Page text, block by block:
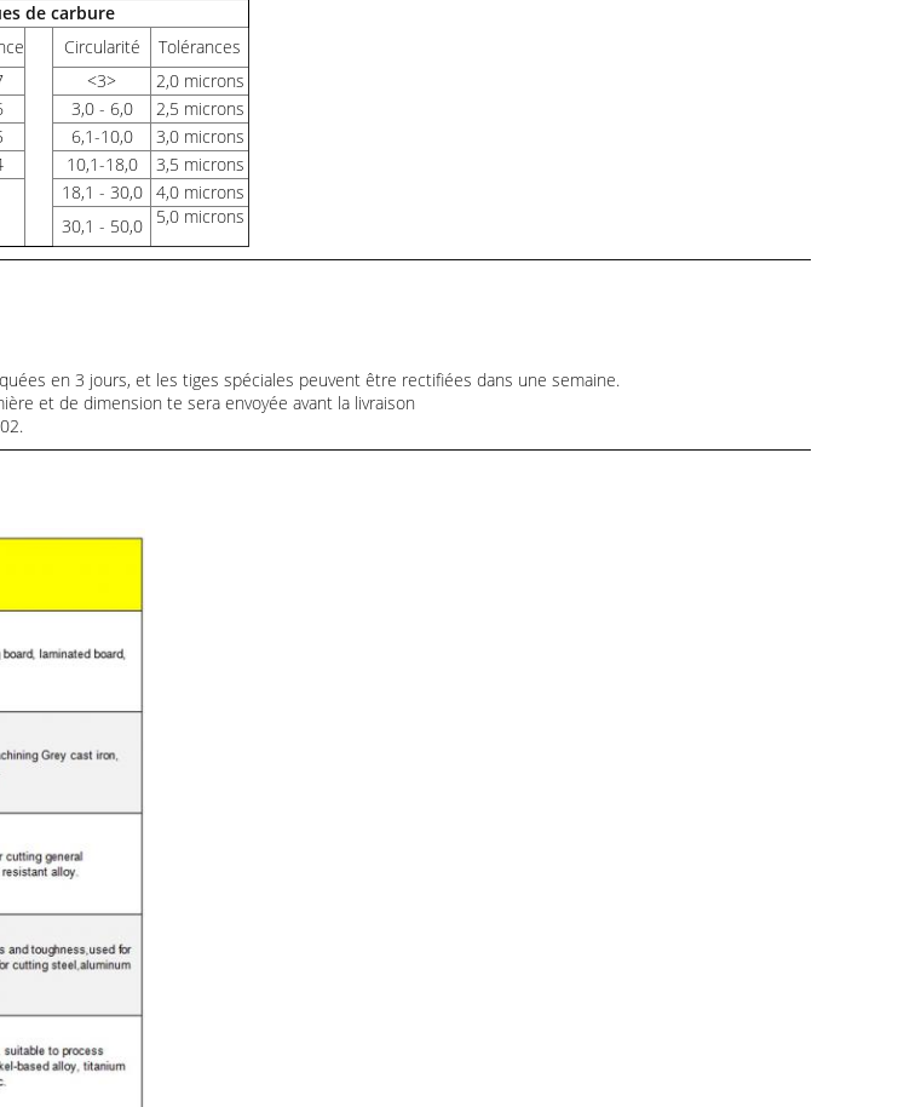
de carbure
Circularité
Tolérances
<3>
2,0 microns
3,0 - 6,0
2,5 microns
6,1-10,0
3,0 microns
10,1-18,0
3,5 microns
18,1 - 30,0
4,0 microns
30,1 - 50,0 5,0 microns
en 3 jours, et les tiges spéciales peuvent être rectifiées dans une semaine.
et de dimension te sera envoyée avant la livraison